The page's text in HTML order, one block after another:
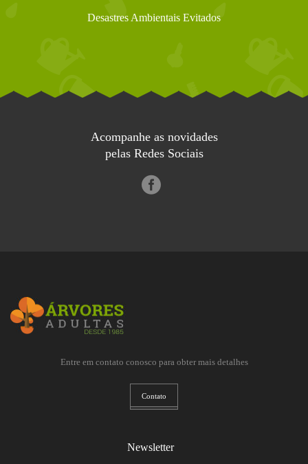
Desastres Ambientais Evitados
Acompanhe as novidades
pelas Redes Sociais
Entre em contato conosco para obter mais detalhes
Contato
Newsletter